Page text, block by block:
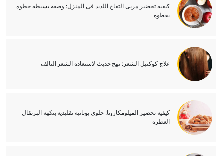
کیفیه تحضیر مربى التفاح اللذیذ فی المنزل: وصفه بسیطه خطوه
بخطوه
علاج کوکتیل الشعر: نهج حدیث لاستعاده الشعر التالف
کیفیه تحضیر المیلومکارونا: حلوى یونانیه تقلیدیه بنکهه البرتقال
العطره